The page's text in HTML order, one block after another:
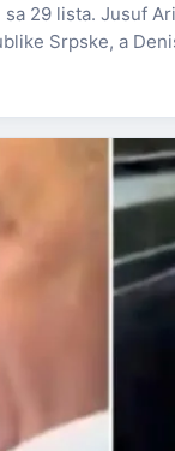
29 lista. Jusuf
Srpske, a